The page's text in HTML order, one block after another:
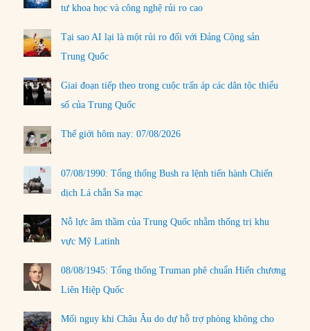
tư khoa học và công nghệ rủi ro cao
Tại sao AI lại là một rủi ro đối với Đảng Cộng sản
Trung Quốc
Giai đoạn tiếp theo trong cuộc trấn áp các dân tộc thiểu
số của Trung Quốc
Thế giới hôm nay: 07/08/2026
07/08/1990: Tổng thống Bush ra lệnh tiến hành Chiến
dịch Lá chắn Sa mạc
Nỗ lực âm thầm của Trung Quốc nhằm thống trị khu
vực Mỹ Latinh
08/08/1945: Tổng thống Truman phê chuẩn Hiến chương
Liên Hiệp Quốc
Mối nguy khi Châu Âu do dự hỗ trợ phòng không cho